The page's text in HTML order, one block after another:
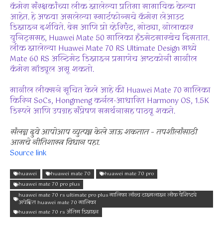
कॅमेरा संरक्षकांच्या लीक झालेल्या प्रतिमा सामायिक केल्या
आहेत. हे अफवा असलेल्या स्मार्टफोन्सचे कॅमेरा लेआउट
डिझाइन दर्शविते. बेस आणि प्रो व्हेरिएंट, मोठ्या, गोलाकार
युनिट्ससह, Huawei Mate 50 मालिका हँडसेटसारखेच दिसतात.
लीक झालेल्या Huawei Mate 70 RS Ultimate Design मध्ये
Mate 60 RS अल्टिमेट डिझाइन प्रमाणेच अष्टकोनी मागील
कॅमेरा मॉड्यूल असू शकतो.
मागील लीक्सने सूचित केले आहे की Huawei Mate 70 मालिका
किरिन SoCs, Hongmeng कर्नल-आधारित Harmony OS, 1.5K
डिस्प्ले आणि उपग्रह संप्रेषण समर्थनासह पाठवू शकते.
संलग्न दुवे आपोआप व्युत्पन्न केले जाऊ शकतात – तपशीलांसाठी
आमचे नीतिशास्त्र विधान पहा.
Source link
huawei huawei mate 70
huawei mate 70 pro
huawei mate 70 pro plus
huawei mate 70 rs ultimate pro plus मालिका लॉन्च टाइमलाइन लीक वैशिष्ट्ये
अपेक्षित huawei mate 70 मालिका
huawei mate 70 rs अंतिम डिझाइन